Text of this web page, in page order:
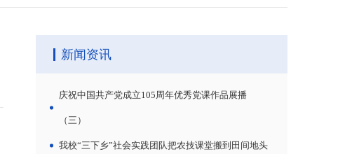
新闻资讯
庆祝中国共产党成立105周年优秀党课作品展播
（三）
我校“三下乡”社会实践团队把农技课堂搬到田间地头